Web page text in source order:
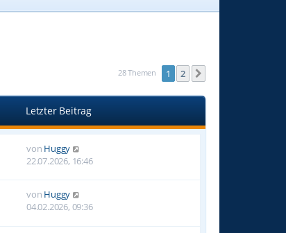
28 Themen 1 2
Letzter Beitrag
von Huggy
22.07.2026, 16:46
von Huggy
04.02.2026, 09:36